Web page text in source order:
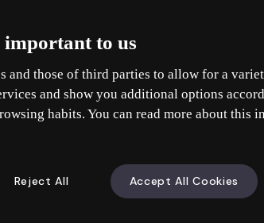
und Zeit brauchte, erfordert
Dort findest du den Bereich „KI-
to us
and those of third parties to allow for a
and show you additional options
habits. You can read more about this
Reject All Accept All Cookies